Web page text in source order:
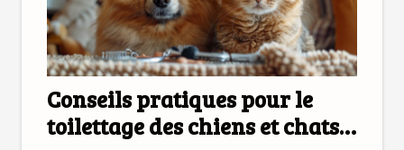
Conseils pratiques pour le
toilettage des chiens et chats à